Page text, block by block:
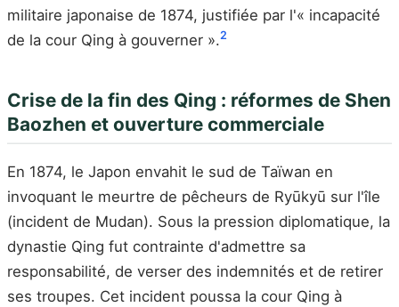
militaire japonaise de 1874, justifiée par l'« incapacité
de la cour Qing à gouverner ».2
Crise de la fin des Qing : réformes de Shen
Baozhen et ouverture commerciale
En 1874, le Japon envahit le sud de Taïwan en
invoquant le meurtre de pêcheurs de Ryūkyū sur l'île
(incident de Mudan). Sous la pression diplomatique, la
dynastie Qing fut contrainte d'admettre sa
responsabilité, de verser des indemnités et de retirer
ses troupes. Cet incident poussa la cour Qing à